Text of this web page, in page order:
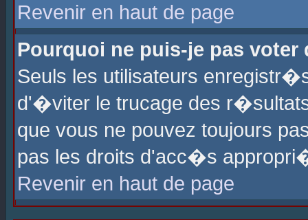
Revenir en haut de page
Pourquoi ne puis-je pas voter
Seuls les utilisateurs
d'�viter le trucage des
que vous ne pouvez toujours
pas les droits d'acc�s
Revenir en haut de page